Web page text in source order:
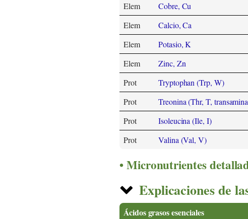
Elem
Cobre, Cu
Elem
Calcio, Ca
Elem
Potasio, K
Elem
Zinc, Zn
Prot
Tryptophan (Trp, W)
Prot
Treonina (Thr, T,
Prot
Isoleucina (Ile, I)
Prot
Valina (Val, V)
Micronutrientes
Explicaciones de
Ácidos grasos esenciales